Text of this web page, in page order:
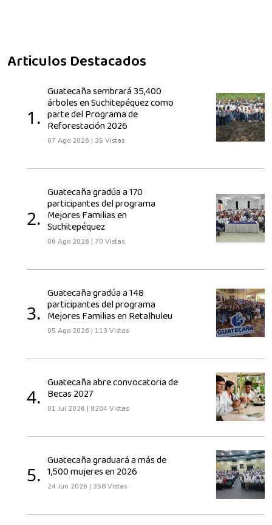
Articulos Destacados
1.
Guatecaña sembrará 35,400
árboles en Suchitepéquez como
parte del Programa de
Reforestación 2026
07 Ago 2026 | 35 Vistas
2.
Guatecaña gradúa a 170
participantes del programa
Mejores Familias en
Suchitepéquez
06 Ago 2026 | 70 Vistas
3.
Guatecaña gradúa a 148
participantes del programa
Mejores Familias en Retalhuleu
05 Ago 2026 | 113 Vistas
4.
Guatecaña abre convocatoria de
Becas 2027
01 Jul 2026 | 9204 Vistas
5.
Guatecaña graduará a más de
1,500 mujeres en 2026
24 Jun 2026 | 358 Vistas